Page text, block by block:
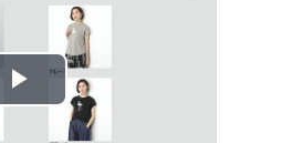
：可
ラベル）】
退色注意
色移り注意
Play